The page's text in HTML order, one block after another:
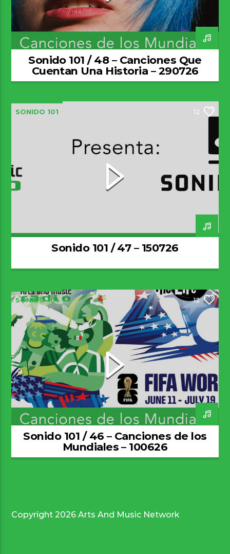
Sonido 101 / 48 – Canciones Que
Cuentan Una Historia – 290726
SONIDO 101 12
Sonido 101 / 47 – 150726
SONIDO 101 12
Sonido 101 / 46 – Canciones de los
Mundiales – 100626
Copyright 2026 Arts And Music Network